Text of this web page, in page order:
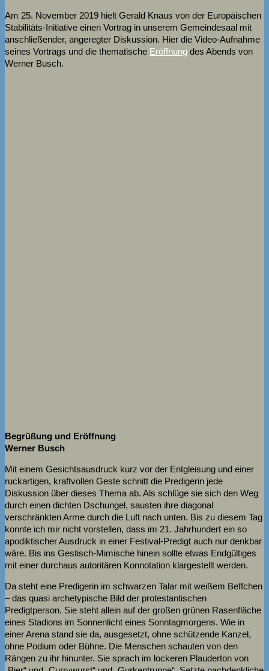
Am 25. November 2019 hielt Gerald Knaus von der Europäischen
Stabilitäts-Initiative einen Vortrag in unserem Gemeindesaal mit
anschließender, angeregter Diskussion. Hier die Video-Aufnahme
seines Vortrags und die thematische Eröffnung des Abends von
Werner Busch.
Begrüßung und Eröffnung
Werner Busch
Mit einem Gesichtsausdruck kurz vor der Entgleisung und einer
ruckartigen, kraftvollen Geste schnitt die Predigerin jede
Diskussion über dieses Thema ab. Als schlüge sie sich den Weg
durch einen dichten Dschungel, sausten ihre diagonal
verschränkten Arme durch die Luft nach unten. Bis zu diesem Tag
konnte ich mir nicht vorstellen, dass im 21. Jahrhundert ein so
apodiktischer Ausdruck in einer Festival-Predigt auch nur denkbar
wäre. Bis ins Gestisch-Mimische hinein sollte etwas Endgültiges
mit einer durchaus autoritären Konnotation klargestellt werden.
Da steht eine Predigerin im schwarzen Talar mit weißem Beffchen
– das quasi archetypische Bild der protestantischen
Predigtperson. Sie steht allein auf der großen grünen Rasenfläche
eines Stadions im Sonnenlicht eines Sonntagmorgens. Wie in
einer Arena stand sie da, ausgesetzt, ohne schützende Kanzel,
ohne Podium oder Bühne. Die Menschen schauten von den
Rängen zu ihr hinunter. Sie sprach im lockeren Plauderton von